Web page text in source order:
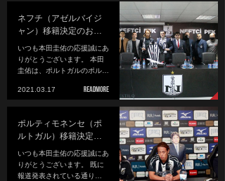
ネフチ（アゼルバイジ
ャン）移籍決定のお…
いつも本田圭佑の応援誠にあ
りがとうございます。 本田
圭佑は、ポルトガルのポル…
2021.03.17
ポルティモネンセ（ポ
ルトガル）移籍決定…
いつも本田圭佑の応援誠にあ
りがとうございます。 既に
報道発表されている通り…